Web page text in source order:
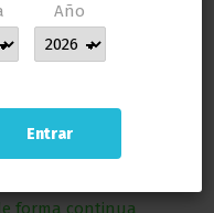
Año
Entrar
LLAMAS GROW